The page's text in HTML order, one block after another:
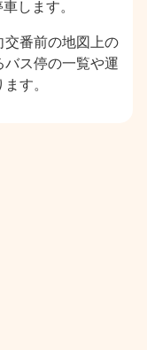
します。
交番前の地図上の
ス停の一覧や運
す。